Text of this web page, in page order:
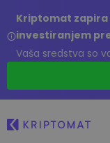
Kriptomat
investiranjem
Vaša sredstva so